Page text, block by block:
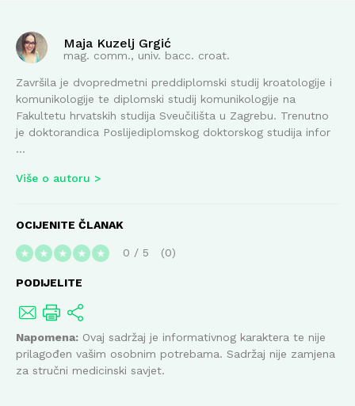
Maja Kuzelj Grgić
mag. comm., univ. bacc. croat.
Završila je dvopredmetni preddiplomski studij kroatologije i
komunikologije te diplomski studij komunikologije na
Fakultetu hrvatskih studija Sveučilišta u Zagrebu. Trenutno
je doktorandica Poslijediplomskog doktorskog studija infor
...
Više o autoru
OCIJENITE ČLANAK
★ ★ ★ ★ ★ 0 / 5 0
PODIJELITE
Napomena: Ovaj sadržaj je informativnog karaktera te nije
prilagođen vašim osobnim potrebama. Sadržaj nije zamjena
za stručni medicinski savjet.